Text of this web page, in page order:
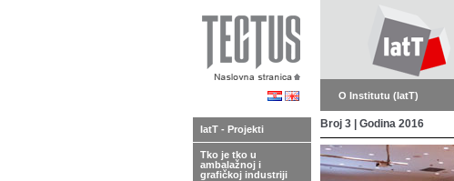
O Institutu (IatT)
Broj 3 | Godina 2016
IatT - Projekti
Tko je tko u
ambalažnoj i
grafičkoj industriji